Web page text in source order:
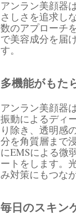
アンラン美顔器
さしさを追求し
数のアプローチ
で美容成分を届
す。
多機能がもた
アンラン美顔器
振動によるディ
り除き、透明感
分を角質層まで
にEMSによる微
ートをします。
み対策にもつな
毎日のスキン